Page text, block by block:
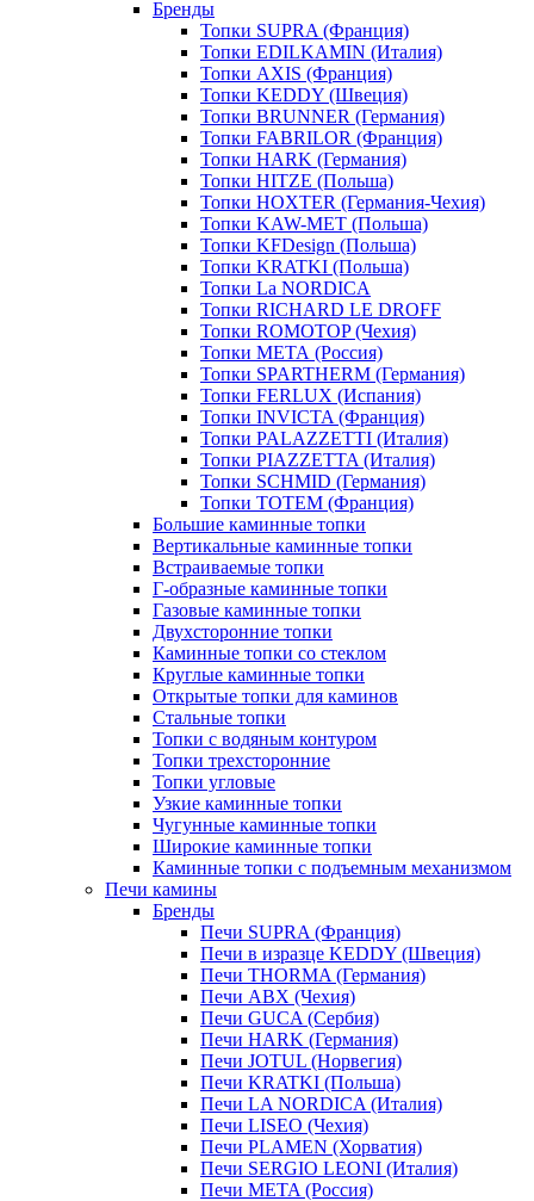
Бренды
Топки SUPRA (Франция)
Топки EDILKAMIN (Италия)
Топки AXIS (Франция)
Топки KEDDY (Швеция)
Топки BRUNNER (Германия)
Топки FABRILOR (Франция)
Топки HARK (Германия)
Топки HITZE (Польша)
Топки HOXTER (Германия-Чехия)
Топки KAW-MET (Польша)
Топки KFDesign (Польша)
Топки KRATKI (Польша)
Топки La NORDICA
Топки RICHARD LE DROFF
Топки ROMOTOP (Чехия)
Топки МЕТА (Россия)
Топки SPARTHERM (Германия)
Топки FERLUX (Испания)
Топки INVICTA (Франция)
Топки PALAZZETTI (Италия)
Топки PIAZZETTA (Италия)
Топки SCHMID (Германия)
Топки TOTEM (Франция)
Большие каминные топки
Вертикальные каминные топки
Встраиваемые топки
Г-образные каминные топки
Газовые каминные топки
Двухсторонние топки
Каминные топки со стеклом
Круглые каминные топки
Открытые топки для каминов
Стальные топки
Топки с водяным контуром
Топки трехсторонние
Топки угловые
Узкие каминные топки
Чугунные каминные топки
Широкие каминные топки
Каминные топки с подъемным механизмом
Печи камины
Бренды
Печи SUPRA (Франция)
Печи в изразце KEDDY (Швеция)
Печи THORMA (Германия)
Печи ABX (Чехия)
Печи GUCA (Сербия)
Печи HARK (Германия)
Печи JOTUL (Норвегия)
Печи KRATKI (Польша)
Печи LA NORDICA (Италия)
Печи LISEO (Чехия)
Печи PLAMEN (Хорватия)
Печи SERGIO LEONI (Италия)
Печи META (Россия)